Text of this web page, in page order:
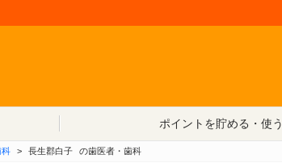
ポイントを貯める・使う
科 > 長生郡白子 の歯医者・歯科